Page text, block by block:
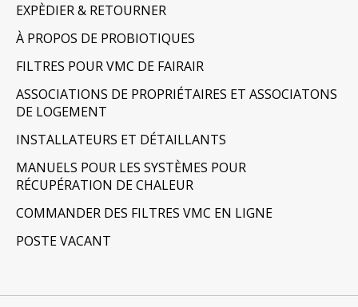
EXPÈDIER & RETOURNER
À PROPOS DE PROBIOTIQUES
FILTRES POUR VMC DE FAIRAIR
ASSOCIATIONS DE PROPRIÉTAIRES ET ASSOCIATONS
DE LOGEMENT
INSTALLATEURS ET DÉTAILLANTS
MANUELS POUR LES SYSTÈMES POUR
RÉCUPÉRATION DE CHALEUR
COMMANDER DES FILTRES VMC EN LIGNE
POSTE VACANT